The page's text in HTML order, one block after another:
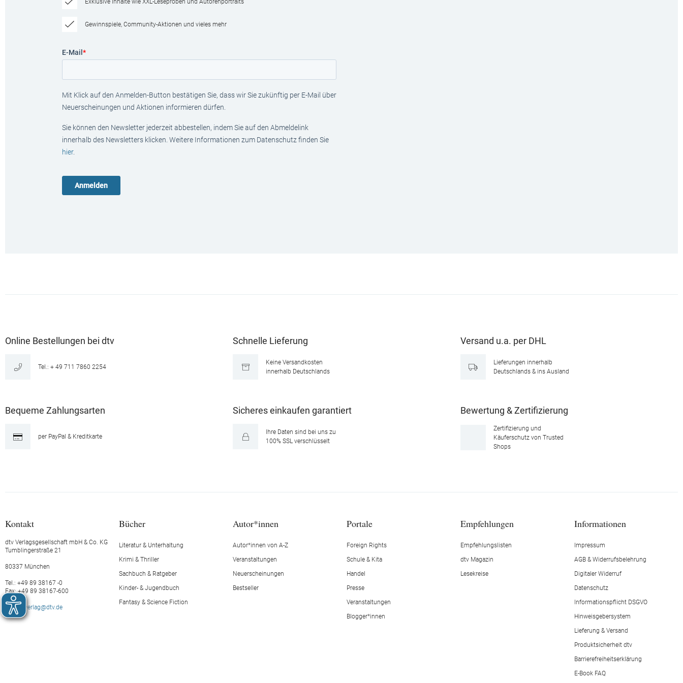
Exklusive Inhalte wie XXL-Leseproben und Autorenportraits
Gewinnspiele, Community-Aktionen und vieles mehr
E-Mail *
Mit Klick auf den Anmelden-Button bestätigen Sie, dass wir Sie zukünftig per E-Mail über
Neuerscheinungen und Aktionen informieren dürfen.
Sie können den Newsletter jederzeit abbestellen, indem Sie auf den Abmeldelink
innerhalb des Newsletters klicken. Weitere Informationen zum Datenschutz finden Sie
hier.
Online Bestellungen bei dtv
Tel.: + 49 711 7860 2254
Schnelle Lieferung
Keine Versandkosten
innerhalb Deutschlands
Versand u.a. per DHL
Lieferungen innerhalb
Deutschlands & ins Ausland
Bequeme Zahlungsarten
per PayPal & Kreditkarte
Sicheres einkaufen garantiert
Ihre Daten sind bei uns zu
100% SSL verschlüsselt
Bewertung & Zertifizierung
Zertifizierung und
Käuferschutz von Trusted
Shops
Kontakt
dtv Verlagsgesellschaft mbH & Co. KG
Tumblingerstraße 21
80337 München
Tel.: +49 89 38167 -0
Fax: +49 89 38167-600
E-Mail: verlag@dtv.de
Bücher
Literatur & Unterhaltung
Krimi & Thriller
Sachbuch & Ratgeber
Kinder- & Jugendbuch
Fantasy & Science Fiction
Autor*innen
Autor*innen von A-Z
Veranstaltungen
Neuerscheinungen
Bestseller
Portale
Foreign Rights
Schule & Kita
Handel
Presse
Veranstaltungen
Blogger*innen
Empfehlungen
Empfehlungslisten
dtv Magazin
Lesekreise
Informationen
Impressum
AGB & Widerrufsbelehrung
Digitaler Widerruf
Datenschutz
Informationspflicht DSGVO
Hinweisgebersystem
Lieferung & Versand
Produktsicherheit dtv
Barrierefreiheitserklärung
E-Book FAQ